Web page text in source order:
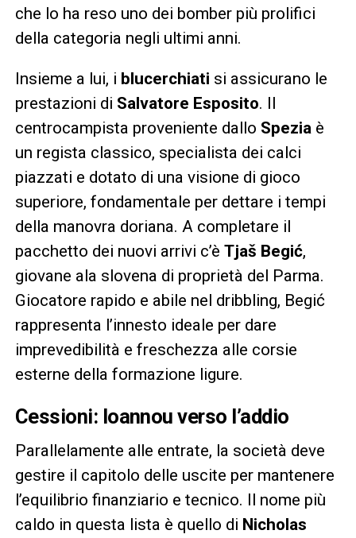
che lo ha reso uno dei bomber più prolifici
della categoria negli ultimi anni.
Insieme a lui, i blucerchiati si assicurano le
prestazioni di Salvatore Esposito. Il
centrocampista proveniente dallo Spezia è
un regista classico, specialista dei calci
piazzati e dotato di una visione di gioco
superiore, fondamentale per dettare i tempi
della manovra doriana. A completare il
pacchetto dei nuovi arrivi c’è Tjaš Begić,
giovane ala slovena di proprietà del Parma.
Giocatore rapido e abile nel dribbling, Begić
rappresenta l’innesto ideale per dare
imprevedibilità e freschezza alle corsie
esterne della formazione ligure.
Cessioni: Ioannou verso l’addio
Parallelamente alle entrate, la società deve
gestire il capitolo delle uscite per mantenere
l’equilibrio finanziario e tecnico. Il nome più
caldo in questa lista è quello di Nicholas